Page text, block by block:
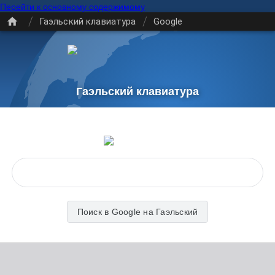
Перейти к основному содержимому
/ Гаэльский клавиатура / Google
Гаэльский клавиатура
Поиск в Google на Гаэльский